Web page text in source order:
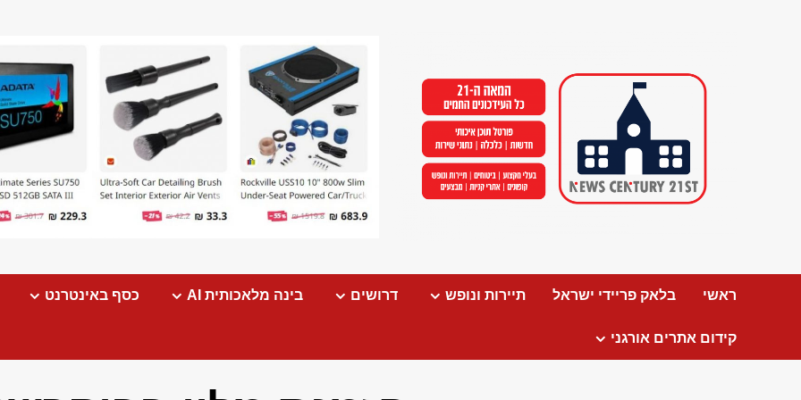
ראשי בלאק פריידי ישראל תיירות ונופש דרושים בינה מלאכותית AI כסף באינטרנט
קידום אתרים אורגני